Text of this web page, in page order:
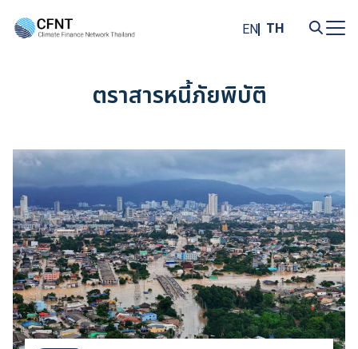
EN TH
ตราสารหนี้ภัยพิบัติ